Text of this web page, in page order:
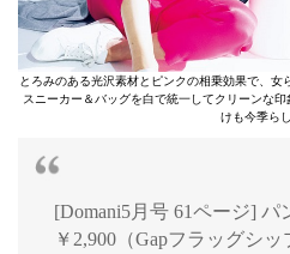
とろみのある光沢素材とピンクの相乗効果で、女
スニーカー＆バッグを白で統一してクリーンな
けも今季らし
[Domani5月号 61ページ] パ
￥2,900（Gapフラッグシ